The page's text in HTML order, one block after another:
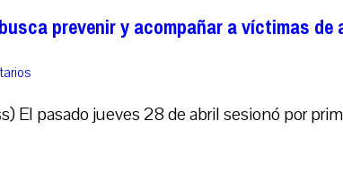
prevenir y acompañar a víctimas de
El pasado jueves 28 de abril sesionó por